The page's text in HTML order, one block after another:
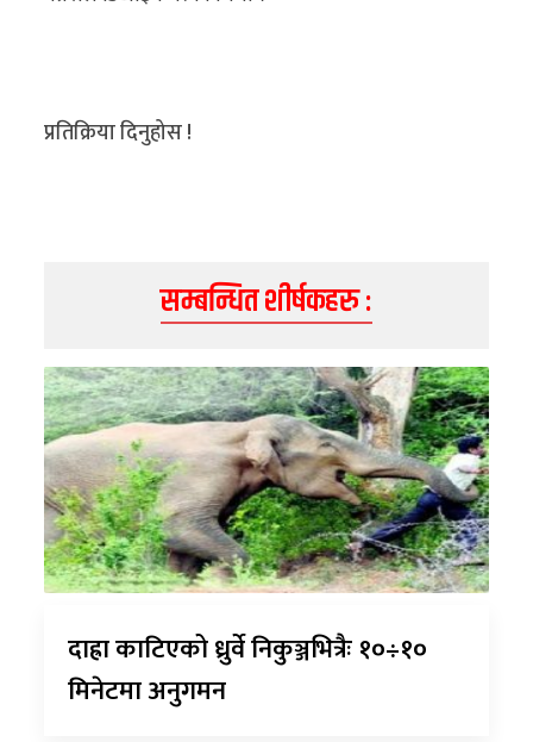
प्रतिक्रिया दिनुहोस !
सम्बन्धित शीर्षकहरु :
दाह्रा काटिएको ध्रुर्वे निकुञ्जभित्रैः १०÷१०
मिनेटमा अनुगमन